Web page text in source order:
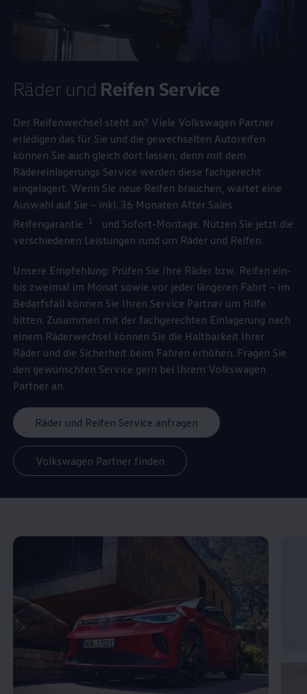
Räder und Reifen Service
Der Reifenwechsel steht an? Viele Volkswagen Partner
erledigen das für Sie und die gewechselten Autoreifen
können Sie auch gleich dort lassen, denn mit dem
Rädereinlagerungs Service werden diese fachgerecht
eingelagert. Wenn Sie neue Reifen brauchen, wartet eine
Auswahl auf Sie – inkl. 36 Monaten After Sales
Reifengarantie
1
und Sofort-Montage. Nutzen Sie jetzt die
verschiedenen Leistungen rund um Räder und Reifen.
Unsere Empfehlung: Prüfen Sie Ihre Räder bzw. Reifen ein-
bis zweimal im Monat sowie vor jeder längeren Fahrt – im
Bedarfsfall können Sie Ihren Service Partner um Hilfe
bitten. Zusammen mit der fachgerechten Einlagerung nach
einem Räderwechsel können Sie die Haltbarkeit Ihrer
Räder und die Sicherheit beim Fahren erhöhen. Fragen Sie
den gewünschten Service gern bei Ihrem Volkswagen
Partner an.
Räder und Reifen Service anfragen
Volkswagen Partner finden